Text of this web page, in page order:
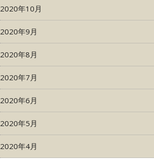
2020年10月
2020年9月
2020年8月
2020年7月
2020年6月
2020年5月
2020年4月